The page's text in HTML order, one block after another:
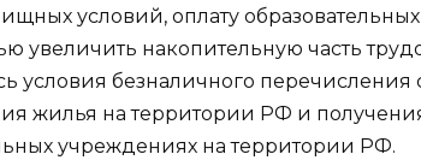
условий, оплату
увеличить накопительную часть
условия безналичного перечисления
жилья на территории РФ и
учреждениях на территории РФ.